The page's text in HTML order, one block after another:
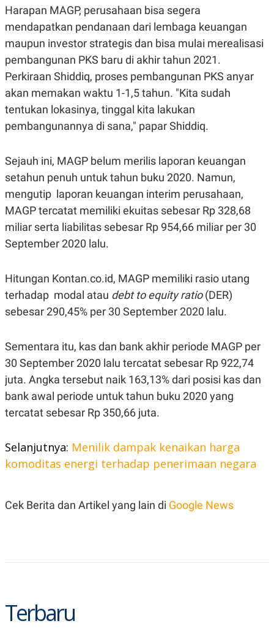
A
T
D
A
A
G
E
S
K
O
N
T
N
L
P
S
S
JARINGAN
K
N
A
C
D
M
P
E
S
L
A
S
E
D
L
N
G
A
C
T
K
N
R
J
I
E
EA
K
Harapan MAGP, perusahaan bisa segera
mendapatkan pendanaan dari lembaga keuangan
maupun investor strategis dan bisa mulai merealisasi
pembangunan PKS baru di akhir tahun 2021.
Perkiraan Shiddiq, proses pembangunan PKS anyar
akan memakan waktu 1-1,5 tahun. "Kita sudah
tentukan lokasinya, tinggal kita lakukan
pembangunannya di sana," papar Shiddiq.
Sejauh ini, MAGP belum merilis laporan keuangan
setahun penuh untuk tahun buku 2020. Namun,
mengutip laporan keuangan interim perusahaan,
MAGP tercatat memiliki ekuitas sebesar Rp 328,68
miliar serta liabilitas sebesar Rp 954,66 miliar per 30
September 2020 lalu.
Hitungan Kontan.co.id, MAGP memiliki rasio utang
terhadap modal atau debt to equity ratio(DER)
sebesar 290,45% per 30 September 2020 lalu.
Sementara itu, kas dan bank akhir periode MAGP per
30 September 2020 lalu tercatat sebesar Rp 922,74
juta. Angka tersebut naik 163,13% dari posisi kas dan
bank awal periode untuk tahun buku 2020 yang
tercatat sebesar Rp 350,66 juta.
Selanjutnya: Menilik dampak kenaikan harga
komoditas energi terhadap penerimaan negara
Cek Berita dan Artikel yang lain di Google News
Terbaru